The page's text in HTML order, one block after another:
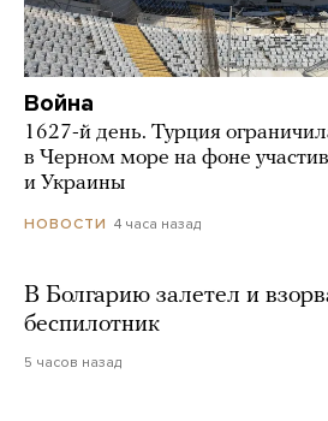
Война
1627-й день. Турция
в Черном море на фоне
и Украины
НОВОСТИ 4 часа назад
В Болгарию залетел и
беспилотник
5 часов назад